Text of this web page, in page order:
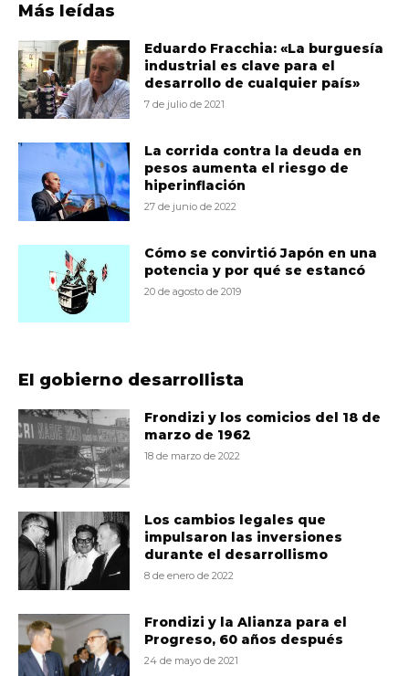
Más leídas
Eduardo Fracchia: «La burguesía
industrial es clave para el
desarrollo de cualquier país»
7 de julio de 2021
La corrida contra la deuda en
pesos aumenta el riesgo de
hiperinflación
27 de junio de 2022
Cómo se convirtió Japón en una
potencia y por qué se estancó
20 de agosto de 2019
El gobierno desarrollista
Frondizi y los comicios del 18 de
marzo de 1962
18 de marzo de 2022
Los cambios legales que
impulsaron las inversiones
durante el desarrollismo
8 de enero de 2022
Frondizi y la Alianza para el
Progreso, 60 años después
24 de mayo de 2021